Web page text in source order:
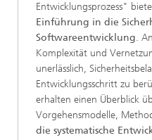
Entwicklungsprozess"
Einführung in die
Softwareentwicklung.
Komplexität und
unerlässlich,
Entwicklungsschritt zu
erhalten einen Überblick
Vorgehensmodelle,
die systematische